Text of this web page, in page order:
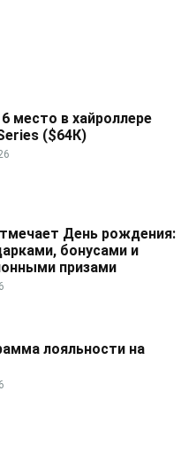
место в хайроллере
($64К)
День рождения:
бонусами и
призами
лояльности на